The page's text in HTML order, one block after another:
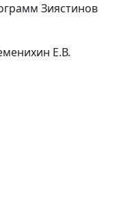
Зиястинов
Е.В.